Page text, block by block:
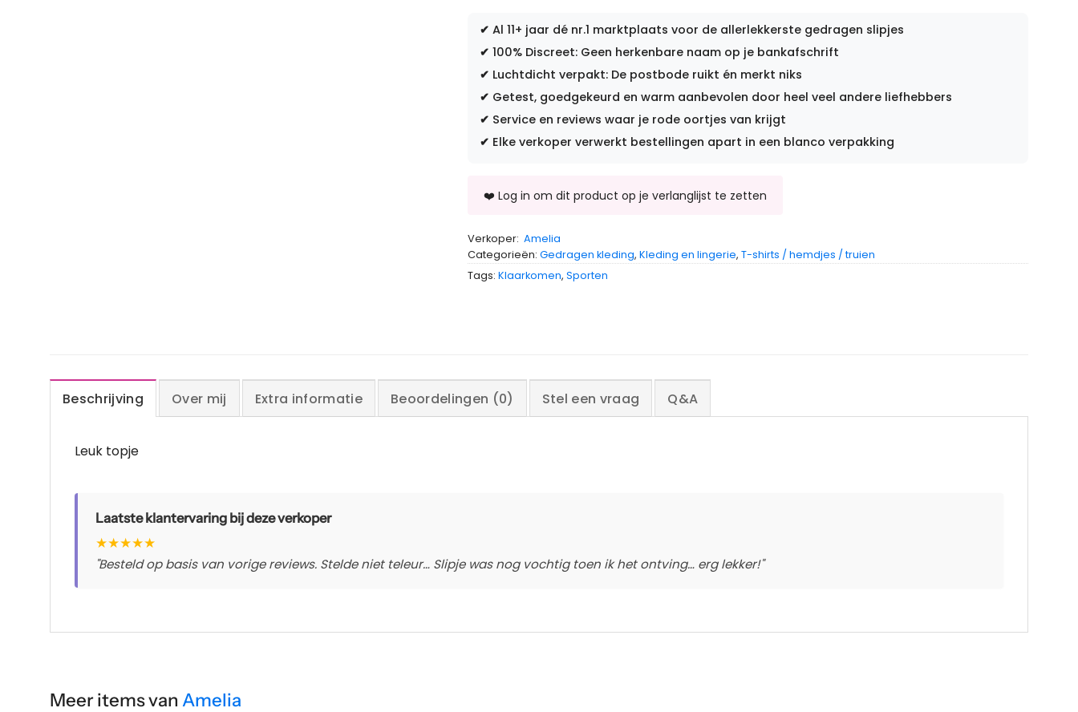
✔ Al 11+ jaar dé nr.1 marktplaats voor de allerlekkerste gedragen slipjes
✔ 100% Discreet: Geen herkenbare naam op je bankafschrift
✔ Luchtdicht verpakt: De postbode ruikt én merkt niks
✔ Getest, goedgekeurd en warm aanbevolen door heel veel andere liefhebbers
✔ Service en reviews waar je rode oortjes van krijgt
✔ Elke verkoper verwerkt bestellingen apart in een blanco verpakking
Verkoper: Amelia
Categorieën: Gedragen kleding, Kleding en lingerie, T-shirts / hemdjes / truien
Tags: Klaarkomen, Sporten
Beschrijving Over mij Extra informatie Beoordelingen (0) Stel een vraag Q&A
Leuk topje
Laatste klantervaring bij deze verkoper
★★★★★
"Besteld op basis van vorige reviews. Stelde niet teleur… Slipje was nog vochtig toen ik het ontving… erg lekker!"
Meer items van Amelia